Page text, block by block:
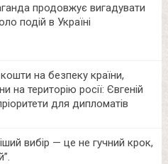
продовжує вигадувати
подій в Україні
на безпеку країни,
на територію росії: Євгеній
для дипломатів
вибір — це не гучний крок,